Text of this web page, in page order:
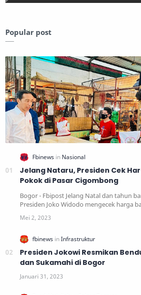
Popular post
Jelang Nataru, Presiden Cek
Pokok di Pasar Cigombong
Bogor - Fbipost Jelang Natal dan tahun
Presiden Joko Widodo mengecek harga
Presiden Jokowi Resmikan
dan Sukamahi di Bogor